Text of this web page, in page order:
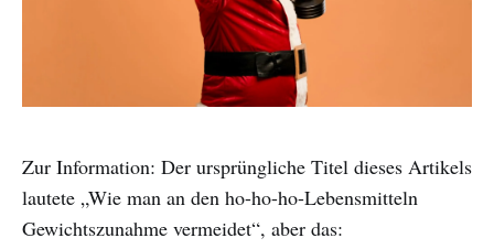
Zur Information: Der ursprüngliche Titel dieses Artikels
lautete „Wie man an den ho-ho-ho-Lebensmitteln
Gewichtszunahme vermeidet“, aber das: